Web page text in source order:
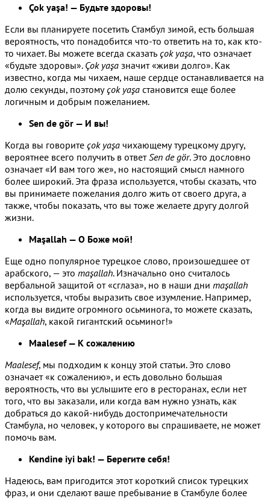
Çok yaşa! — Будьте здоровы!
Если вы планируете посетить Стамбул зимой, есть большая
вероятность, что понадобится что-то ответить на то, как кто-
то чихает. Вы можете всегда сказать çok yaşa, что означает
«будьте здоровы». Çok yaşa значит «живи долго». Как
известно, когда мы чихаем, наше сердце останавливается на
долю секунды, поэтомуçok yaşa становится еще более
логичным и добрым пожеланием.
Sen de gör — И вы!
Когда вы говорите çok yaşa чихающему турецкому другу,
вероятнее всего получить в ответSen de gör. Это дословно
означает «И вам того же», но настоящий смысл намного
более широкий. Эта фраза используется, чтобы сказать, что
вы принимаете пожелания долго жить от своего друга, а
также, чтобы показать, что вы тоже желаете другу долгой
жизни.
Maşallah — О Боже мой!
Еще одно популярное турецкое слово, произошедшее от
арабского, — это maşallah. Изначально оно считалось
вербальной защитой от «сглаза», но в наши дни maşallah
используется, чтобы выразить свое изумление. Например,
когда вы видите огромного осьминога, то можете сказать,
«Maşallah, какой гигантский осьминог!»
Maalesef — К сожалению
Maalesef, мы подходим к концу этой статьи. Это слово
означает «к сожалению», и есть довольно большая
вероятность, что вы услышите его в ресторанах, если нет
того, что вы заказали, или когда вам нужно узнать, как
добраться до какой-нибудь достопримечательности
Стамбула, но человек, у которого вы спрашиваете, не может
помочь вам.
Kendine iyi bak! — Берегите себя!
Надеюсь, вам пригодится этот короткий список турецких
фраз, и они сделают ваше пребывание в Стамбуле более